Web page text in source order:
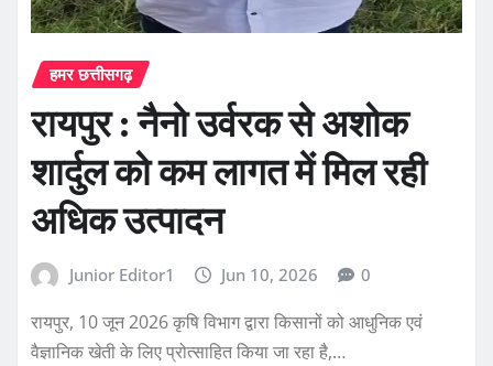
हमर छत्तीसगढ़
रायपुर : नैनो उर्वरक से अशोक
शार्दुल को कम लागत में मिल रही
अधिक उत्पादन
Junior Editor1 Jun 10, 2026 0
रायपुर, 10 जून 2026 कृषि विभाग द्वारा किसानों को आधुनिक एवं
वैज्ञानिक खेती के लिए प्रोत्साहित किया जा रहा है,…